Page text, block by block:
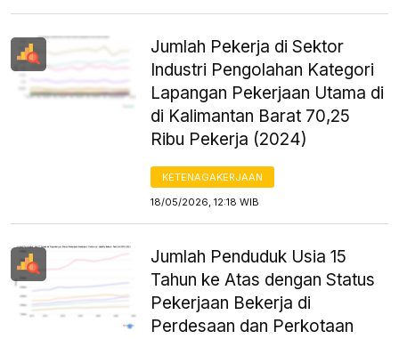
Jumlah Pekerja di Sektor
Industri Pengolahan Kategori
Lapangan Pekerjaan Utama di
di Kalimantan Barat 70,25
Ribu Pekerja (2024)
KETENAGAKERJAAN
18/05/2026, 12:18 WIB
Jumlah Penduduk Usia 15
Tahun ke Atas dengan Status
Pekerjaan Bekerja di
Perdesaan dan Perkotaan